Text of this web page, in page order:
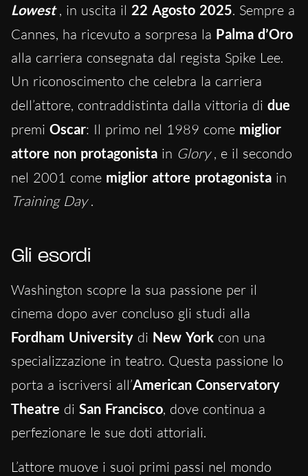
Lowest , in uscita il 22 Agosto 2025. Sempre a
Cannes, ha ricevuto a sorpresa la Palma d’Oro
alla carriera consegnata dal regista Spike Lee.
Un riconoscimento che celebra la carriera
dell’attore, contraddistinta dalla vittoria di due
premi Oscar: Il primo nel 1989 come miglior
attore non protagonista in Glory , e il secondo
nel 2001 come miglior attore protagonista in
Training Day .
Gli esordi
Washington scopre la sua passione per il
cinema dopo aver concluso gli studi alla
Fordham University di New York con una
specializzazione in teatro. Questa passione lo
porta a iscriversi all’American Conservatory
Theatre di San Francisco, dove continua a
perfezionare le sue doti attoriali.
L’attore muove i suoi primi passi nel mondo